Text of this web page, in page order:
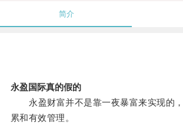
简介
永盈国际真的假的
永盈财富并不是靠一夜暴富来实现的，
累和有效管理。